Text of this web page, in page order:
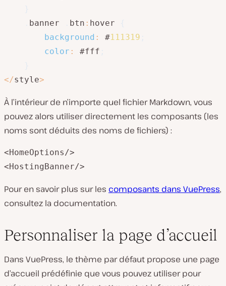
banner btn : hover
background : #111319
color : #fff
</style>
À l’intérieur de n’importe quel fichier Markdown, vous
pouvez alors utiliser directement les composants (les
noms sont déduits des noms de fichiers) :
<HomeOptions/>
<HostingBanner/>
Pour en savoir plus sur les composants dans VuePress,
consultez la documentation.
Personnaliser la page d’accueil
Dans VuePress, le thème par défaut propose une page
d’accueil prédéfinie que vous pouvez utiliser pour